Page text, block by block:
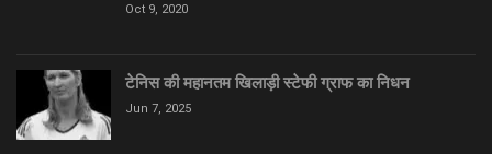
Oct 9, 2020
टेनिस की महानतम खिलाड़ी स्टेफी ग्राफ का निधन
Jun 7, 2025